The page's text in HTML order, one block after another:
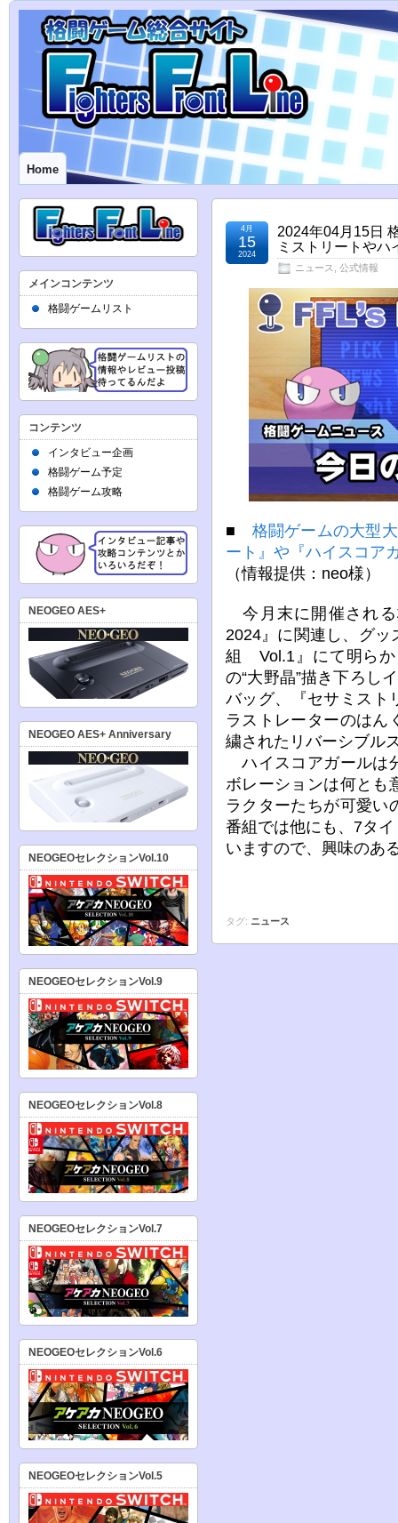
Home
2024年04月15日
ミストリートや
ニュース 公式情報
4月
15
2024
■ 格闘ゲームの大型
ート』や『ハイスコア
（情報提供：neo様）
今月末に開催され
2024』に関連し、グ
組 Vol.1』にて明らか
の“大野晶”描き下ろし
バッグ、『セサミスト
ラストレーターのはん
繍されたリバーシブル
ハイスコアガールは
ボレーションは何とも
ラクターたちが可愛い
番組では他にも、7タ
いますので、興味のあ
タグ: ニュース
メインコンテンツ
格闘ゲームリスト
コンテンツ
インタビュー企画
格闘ゲーム予定
格闘ゲーム攻略
NEOGEO AES+
NEOGEO AES+ Anniversary
NEOGEOセレクションVol.10
NEOGEOセレクションVol.9
NEOGEOセレクションVol.8
NEOGEOセレクションVol.7
NEOGEOセレクションVol.6
NEOGEOセレクションVol.5